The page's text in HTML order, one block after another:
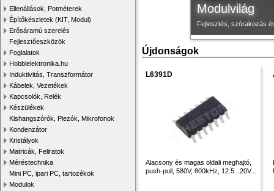
Ellenállások, Potméterek
Építőkészletek (KIT, Modul)
Erősáramú szerelés
Fejlesztőeszközök
Foglalatok
Hobbielektronika.hu
Induktivitás, Transzformátor
Kábelek, Vezetékek
Kapcsolók, Relék
Készülékek
Kishangszórók, Piezók, Mikrofonok
Kondenzátor
Kristályok
Matricák, Feliratok
Méréstechnika
Mini PC, ipari PC, tartozékok
Modulok
Modulvilág
Fejlesztés, szórakozás
Újdonságok
L6391D
Alacsony és magas oldali meghajtó,
push-pull, 580V, 800kHz, 12.5...20V...